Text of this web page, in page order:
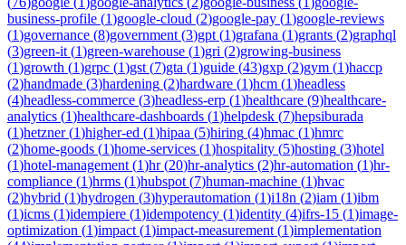
business-profile (1)google-cloud (2)google-pay (1)google-reviews
(1)governance (8)government (3)gpt (1)grafana (1)grants (2)graphql
(3)green-it (1)green-warehouse (1)gri (2)growing-business
(1)growth (1)grpc (1)gst (7)gta (1)guide (43)gxp (2)gym (1)haccp
(2)handmade (3)hardening (2)hardware (1)hcm (1)headless
(4)headless-commerce (3)headless-erp (1)healthcare (9)healthcare-
analytics (1)healthcare-dashboards (1)helpdesk (7)hepsiburada
(1)hetzner(1)higher-ed (1)hipaa (5)hiring (4)hmac (1)hmrc
(2)home-goods (1)home-services (1)hospitality (5)hosting (3)hotel
(1)hotel-management (1)hr(20)hr-analytics (2)hr-automation (1)hr-
compliance (1)hrms (1)hubspot (7)human-machine (1)hvac
(2)hybrid (1)hydrogen (3)hyperautomation (1)i18n (2)iam (1)ibm
(1)icms (1)idempiere (1)idempotency (1)identity (4)ifrs-15 (1)image-
optimization (1)impact (1)impact-measurement (1)implementation